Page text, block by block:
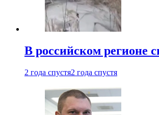
В российском регионе
2 года спустя2 года спустя